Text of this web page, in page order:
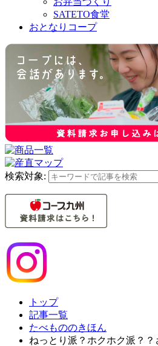
SATETO食堂
おとなりコープ
検索対象:
トップ
記事一覧
たべもののきほん
ねっとり派？ホクホク派？